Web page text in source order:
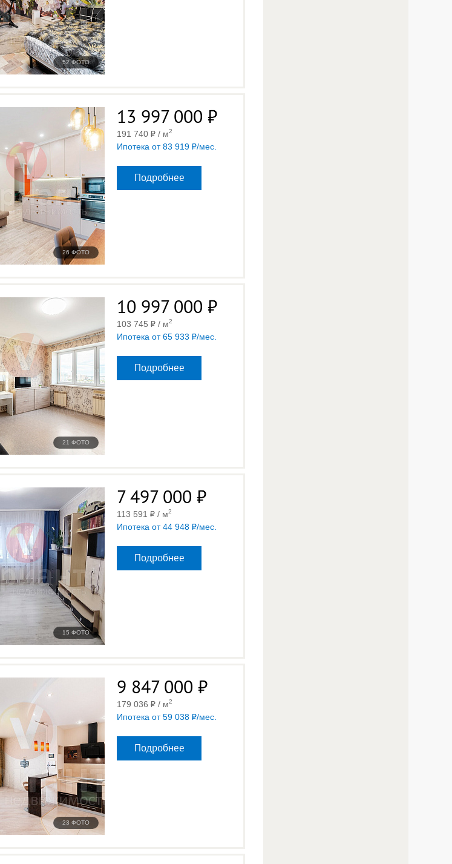
52 ФОТО
26 ФОТО
13 997 000
191 740 / м2
Ипотека от 83 919 /мес.
Подробнее
21 ФОТО
10 997 000
103 745 / м2
Ипотека от 65 933 /мес.
Подробнее
15 ФОТО
7 497 000
113 591 / м2
Ипотека от 44 948 /мес.
Подробнее
23 ФОТО
9 847 000
179 036 / м2
Ипотека от 59 038 /мес.
Подробнее